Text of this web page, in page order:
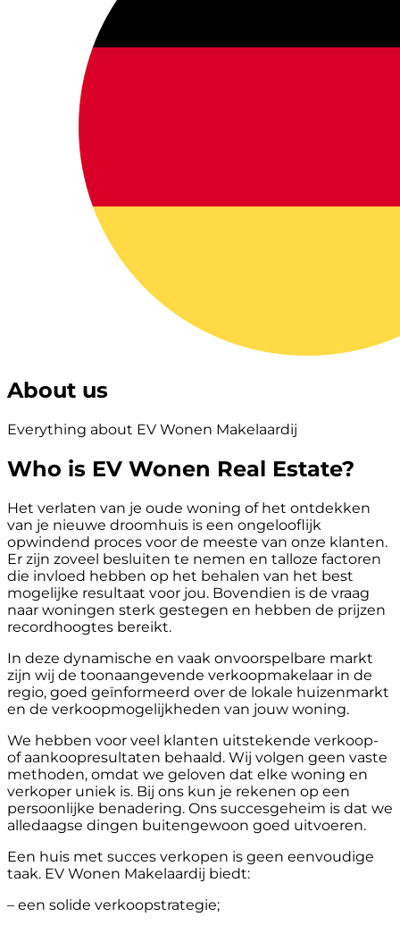
About us
Everything about EV Wonen Makelaardij
Who is EV Wonen Real Estate?
Het verlaten van je oude woning of het ontdekken
van je nieuwe droomhuis is een ongelooflijk
opwindend proces voor de meeste van onze klanten.
Er zijn zoveel besluiten te nemen en talloze factoren
die invloed hebben op het behalen van het best
mogelijke resultaat voor jou. Bovendien is de vraag
naar woningen sterk gestegen en hebben de prijzen
recordhoogtes bereikt.
In deze dynamische en vaak onvoorspelbare markt
zijn wij de toonaangevende verkoopmakelaar in de
regio, goed geïnformeerd over de lokale huizenmarkt
en de verkoopmogelijkheden van jouw woning.
We hebben voor veel klanten uitstekende verkoop-
of aankoopresultaten behaald. Wij volgen geen vaste
methoden, omdat we geloven dat elke woning en
verkoper uniek is. Bij ons kun je rekenen op een
persoonlijke benadering. Ons succesgeheim is dat we
alledaagse dingen buitengewoon goed uitvoeren.
Een huis met succes verkopen is geen eenvoudige
taak. EV Wonen Makelaardij biedt:
– een solide verkoopstrategie;